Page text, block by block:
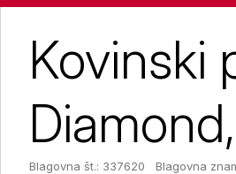
Kovinski
Blagovna št.: 337620 Blagovna